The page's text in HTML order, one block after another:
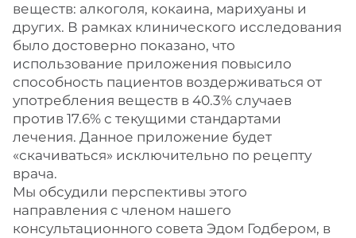
веществ: алкоголя, кокаина, марихуаны и
других. В рамках клинического исследования
было достоверно показано, что
использование приложения повысило
способность пациентов воздерживаться от
употребления веществ в 40.3% случаев
против 17.6% с текущими стандартами
лечения. Данное приложение будет
«скачиваться» исключительно по рецепту
врача.
Мы обсудили перспективы этого
направления с членом нашего
консультационного совета Эдом Годбером, в